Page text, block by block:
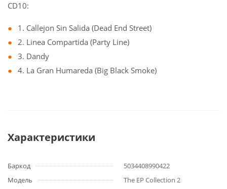
CD10:
1. Callejon Sin Salida (Dead End Street)
2. Linea Compartida (Party Line)
3. Dandy
4. La Gran Humareda (Big Black Smoke)
Характеристики
Баркод
5034408990422
Модель
The EP Collection 2